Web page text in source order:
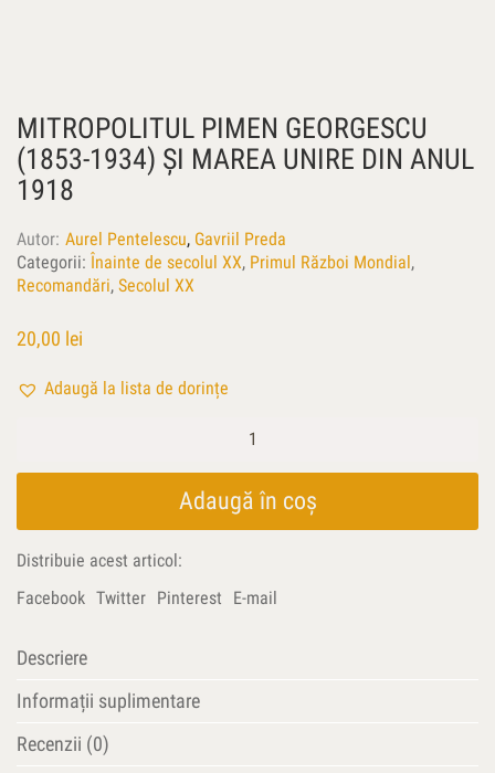
MITROPOLITUL PIMEN GEORGESCU
(1853-1934) ŞI MAREA UNIRE DIN ANUL
1918
Autor Aurel Pentelescu, Gavriil Preda
Categorii: Înainte de secolul XX, Primul Război Mondial ,
Recomandări, Secolul XX
20,00 lei
Adaugă la lista de dorințe
Pimen
şi
Marea
anul
Adaugă în coș
Distribuie acest articol:
Facebook Twitter Pinterest E-mail
Descriere
Informații suplimentare
Recenzii (0)